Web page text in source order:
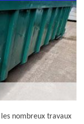
nombreux travaux